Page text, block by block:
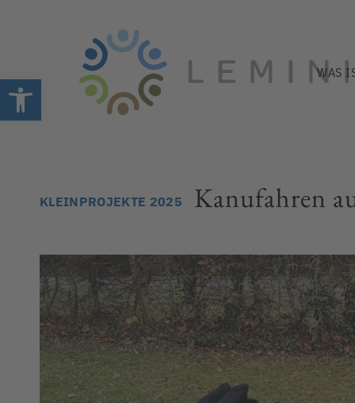
Open toolbar WAS
KLEINPROJEKTE 2025 Kanufahren